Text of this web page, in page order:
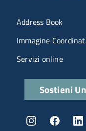
Menu portale
Address Book
Immagine
Servizi online
Quick links
Sostieni